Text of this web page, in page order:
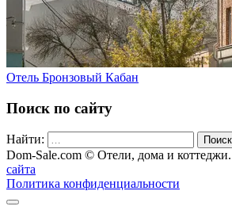
Отель Бронзовый Кабан
Поиск по сайту
Найти: Поиск
Dom-Sale.com © Отели, дома и
сайта
Политика конфиденциальности